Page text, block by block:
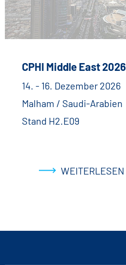
CPHI Middle East 2026
14. - 16. Dezember 2026
Malham / Saudi-Arabien
Stand H2.E09
WEITERLESEN